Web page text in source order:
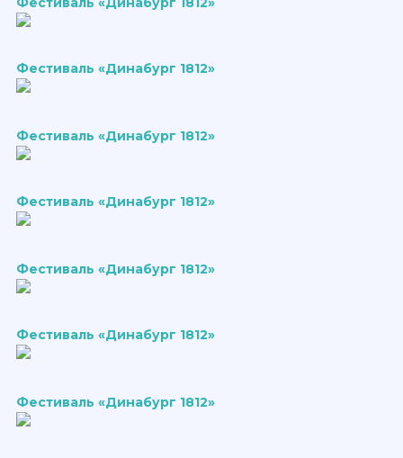
Фестиваль «Динабург 1812»
Фестиваль «Динабург 1812»
Фестиваль «Динабург 1812»
Фестиваль «Динабург 1812»
Фестиваль «Динабург 1812»
Фестиваль «Динабург 1812»